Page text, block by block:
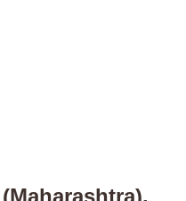
(Maharashtra).